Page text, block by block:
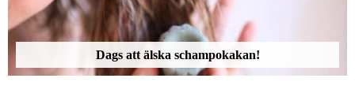
Dags att älska schampokakan!